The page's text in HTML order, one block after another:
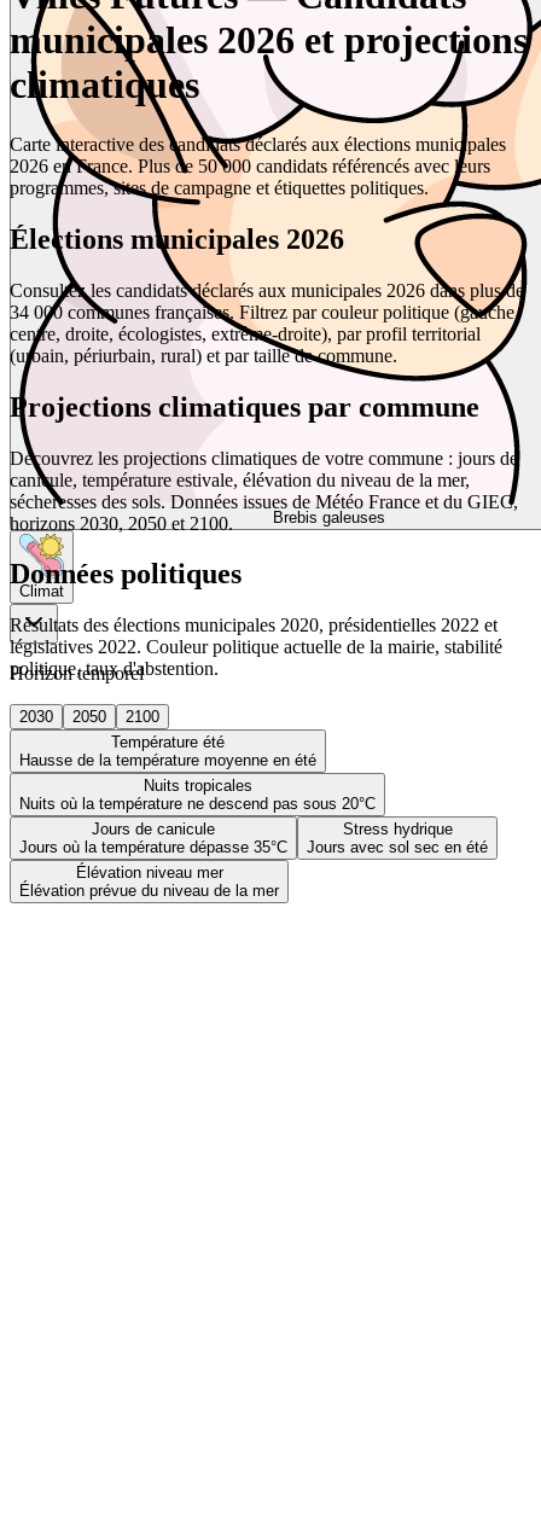
Brebis galeuses
Climat
Horizon temporel
2030 2050
2100
Température été
Hausse de la température moyenne en été
Nuits tropicales
Nuits où la température ne descend pas sous 20°C
Jours de canicule
Jours où la température dépasse 35°C
Stress hydrique
Jours avec sol sec en été
Élévation niveau mer
Élévation prévue du niveau de la mer
municipales 2026 et projections
climatiques
Carte interactive des candidats déclarés aux élections municipales
2026 en France. Plus de 50 000 candidats référencés avec leurs
programmes, sites de campagne et étiquettes politiques.
Élections municipales 2026
Consultez les candidats déclarés aux municipales 2026 dans plus de
34 000 communes françaises. Filtrez par couleur politique (gauche,
centre, droite, écologistes, extrême-droite), par profil territorial
(urbain, périurbain, rural) et par taille de commune.
Projections climatiques par commune
Découvrez les projections climatiques de votre commune : jours de
canicule, température estivale, élévation du niveau de la mer,
sécheresses des sols. Données issues de Météo France et du GIEC,
horizons 2030, 2050 et 2100.
Données politiques
Résultats des élections municipales 2020, présidentielles 2022 et
législatives 2022. Couleur politique actuelle de la mairie, stabilité
politique, taux d'abstention.